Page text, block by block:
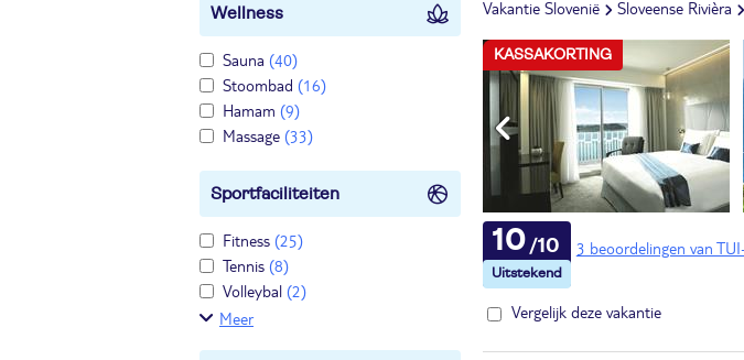
Wellness
Sauna (40)
Stoombad (16)
Hamam (9)
Massage (33)
Sportfaciliteiten
Fitness (25)
Tennis (8)
Volleybal (2)
Meer
Vakantie Slovenië Sloveense Rivièra
KASSAKORTING
3 beoordelingen van
10
Vergelijk deze vakantie